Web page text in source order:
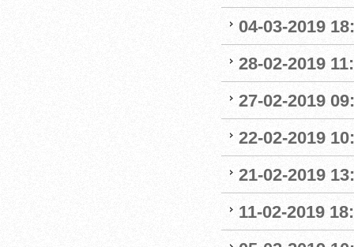
04-03-2019
28-02-2019
27-02-2019
22-02-2019
21-02-2019
11-02-2019